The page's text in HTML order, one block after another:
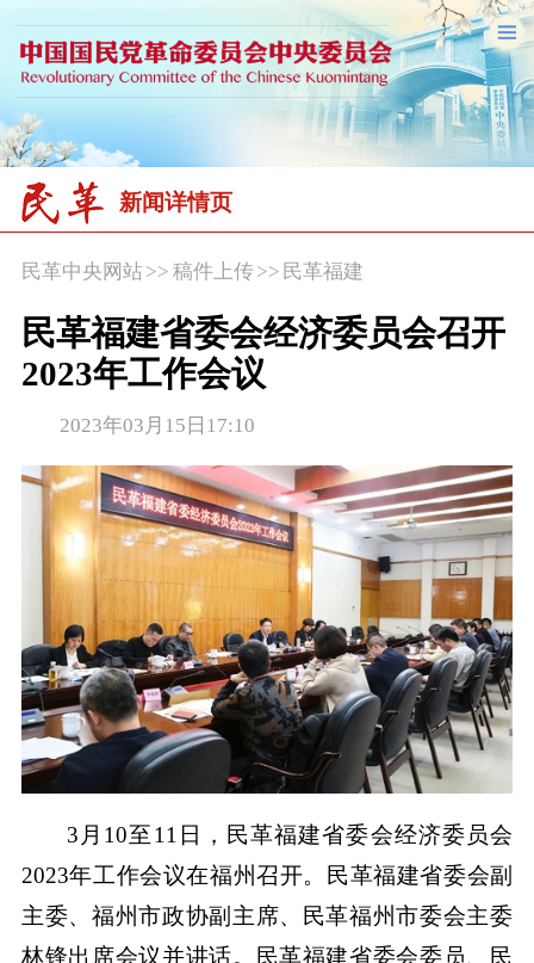
新闻详情页
民革中央网站>> 稿件上传 >> 民革福建
民革福建省委会经济委员会召开
2023年工作会议
2023年03月15日17:10
3月10至11日，民革福建省委会经济委员会
2023年工作会议在福州召开。民革福建省委会副
主委、福州市政协副主席、民革福州市委会主委
林锋出席会议并讲话。民革福建省委会委员、民